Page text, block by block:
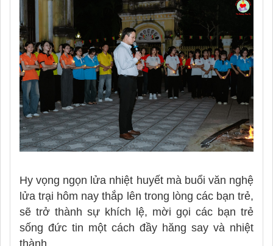
Hy vọng ngọn lửa nhiệt huyết mà buổi văn nghệ
lửa trại hôm nay thắp lên trong lòng các bạn trẻ,
sẽ trở thành sự khích lệ, mời gọi các bạn trẻ
sống đức tin một cách đầy hăng say và nhiệt
thành.